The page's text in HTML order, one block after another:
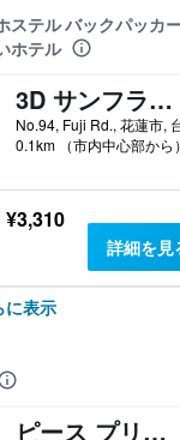
ステル バックパッカ
ホテル
3D サンフラワー エンボスド B＆B
No.94, Fuji Rd., 花蓮市,
0.1km （市内中心部から）
¥3,310
詳細を見
に表示
ピース プリズン カフェ イン (和平公獄)